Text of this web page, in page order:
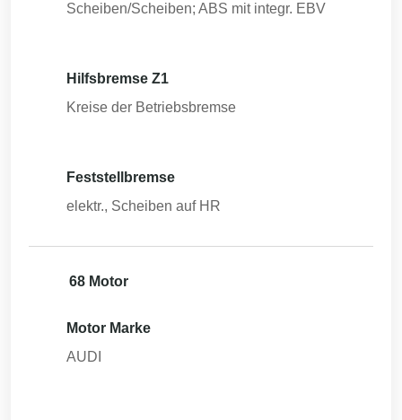
Scheiben/Scheiben; ABS mit integr. EBV
Hilfsbremse Z1
Kreise der Betriebsbremse
Feststellbremse
elektr., Scheiben auf HR
68 Motor
Motor Marke
AUDI